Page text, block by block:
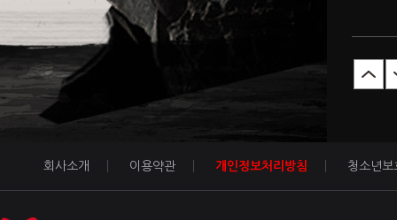
회사소개 이용약관 개인정보처리방침 청소년보